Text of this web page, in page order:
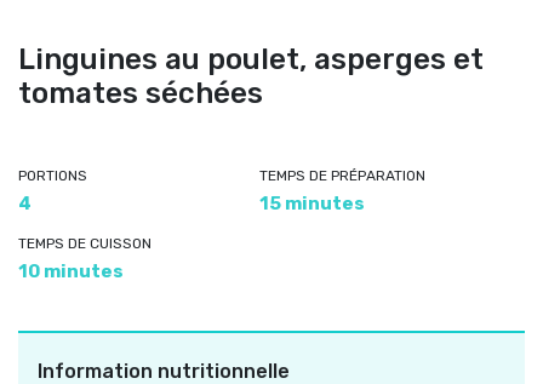
Linguines au poulet, asperges et
tomates séchées
PORTIONS
4
TEMPS DE PRÉPARATION
15 minutes
TEMPS DE CUISSON
10 minutes
Information nutritionnelle